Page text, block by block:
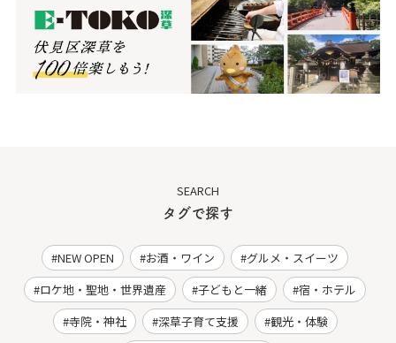
SEARCH
タグで探す
NEW OPEN お酒・ワイン
グルメ・スイーツ
ロケ地・聖地・世界遺産
子どもと一緒
宿・ホテル
寺院・神社
深草子育て支援
観光・体験